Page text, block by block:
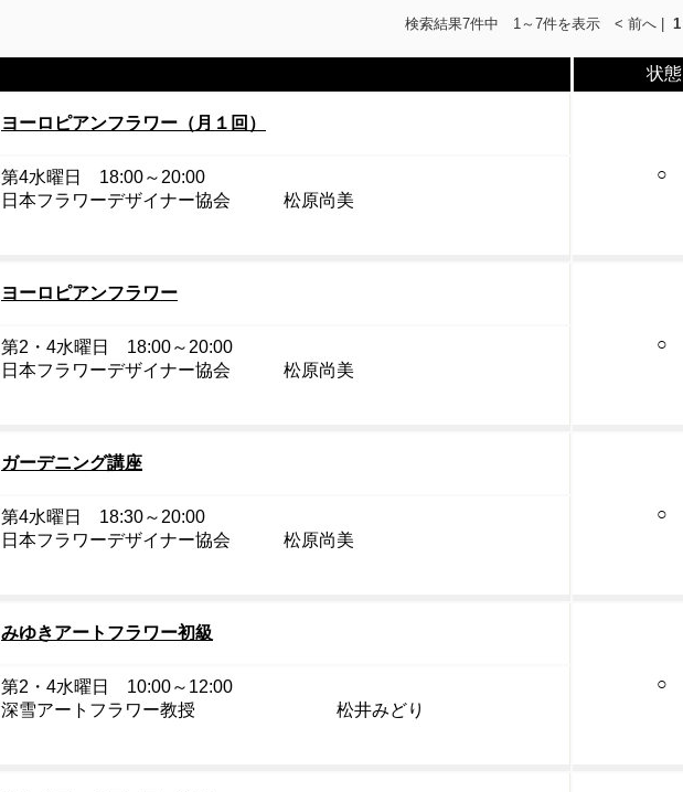
検索結果7件中 1～7件を表示 < 前へ | 1
状態
ヨーロピアンフラワー（月１回）
○
第4水曜日 18:00～20:00
日本フラワーデザイナー協会 松原尚美
ヨーロピアンフラワー
○
第2・4水曜日 18:00～20:00
日本フラワーデザイナー協会 松原尚美
ガーデニング講座
○
第4水曜日 18:30～20:00
日本フラワーデザイナー協会 松原尚美
みゆきアートフラワー初級
○
第2・4水曜日 10:00～12:00
深雪アートフラワー教授 松井みどり